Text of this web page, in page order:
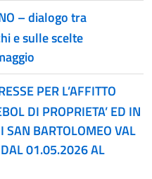
– dialogo tra
e sulle scelte
PER L’AFFITTO
DI PROPRIETA’ ED IN
SAN BARTOLOMEO VAL
DAL 01.05.2026 AL